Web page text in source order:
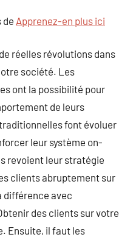
de Apprenez-en plus ici
réelles révolutions dans
société. Les
ont la possibilité pour
de leurs
font évoluer
leur système on-
revoient leur stratégie
clients abruptement sur
différence avec
des clients sur votre
Ensuite, il faut les